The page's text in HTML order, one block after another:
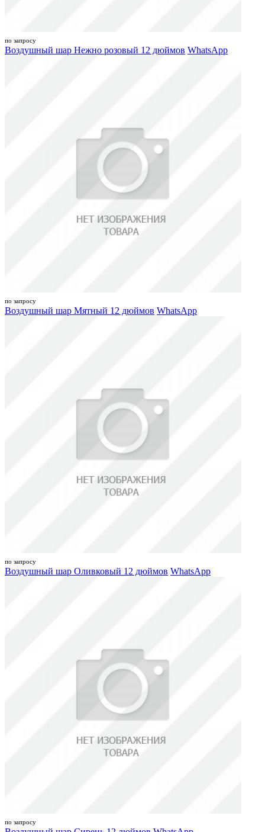
по запросу
Воздушный шар Нежно розовый 12 дюймов WhatsApp
по запросу
Воздушный шар Мятный 12 дюймов WhatsApp
по запросу
Воздушный шар Оливковый 12 дюймов WhatsApp
по запросу